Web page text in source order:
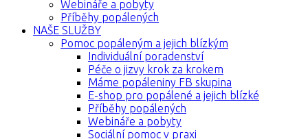
Webináře a pobyty
Příběhy popálených
NAŠE SLUŽBY
Pomoc popáleným a jejich blízkým
Individuální poradenství
Péče o jizvy krok za krokem
Máme popáleniny FB skupina
E-shop pro popálené a jejich blízké
Příběhy popálených
Webináře a pobyty
Sociální pomoc v praxi